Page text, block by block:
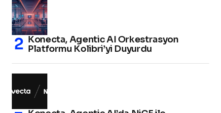
Konecta, Agentic AI Orkestrasyon
Platformu Kolibri’yi Duyurdu